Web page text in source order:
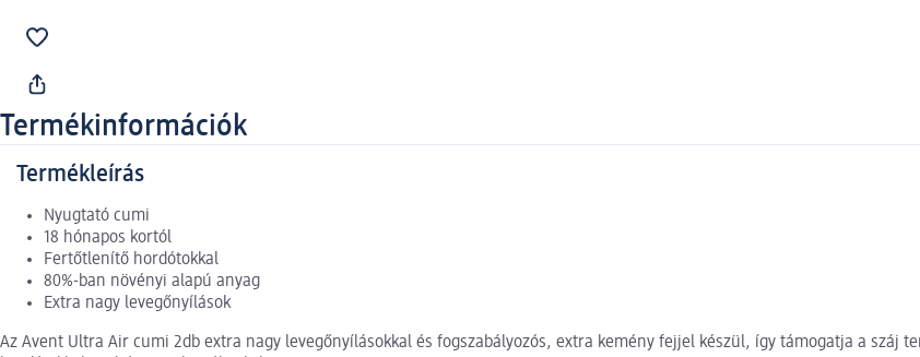
Termékinformációk
Termékleírás
Nyugtató cumi
18 hónapos kortól
Fertőtlenítő hordótokkal
80%-ban növényi alapú anyag
Extra nagy levegőnyílások
Az Avent Ultra Air cumi 2db extra nagy levegőnyílásokkal és fogszabályozós, extra kemény fejjel készül, így támogatja a száj